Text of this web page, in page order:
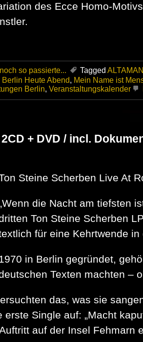
des Ecce Homo-
so passierte... Tagged
Berlin Heute Abend, Mein Name ist
Berlin, Veranstaltungskalender
+ DVD / incl.
Steine Scherben Live At
die Nacht am tiefsten
Ton Steine Scherben
für eine Kehrtwende
in Berlin gegründet,
Texten machten –
das, was sie
Single auf: „Macht
auf der Insel Fehmarn